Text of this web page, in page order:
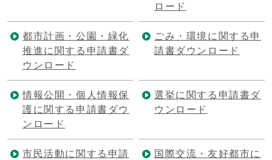
ロード
都市計画・公園・緑化
推進に関する申請書ダ
ウンロード
ごみ・環境に関する申
請書ダウンロード
情報公開・個人情報保
護に関する申請書ダウ
ンロード
選挙に関する申請書ダ
ウンロード
市民活動に関する申請
国際交流・友好都市に